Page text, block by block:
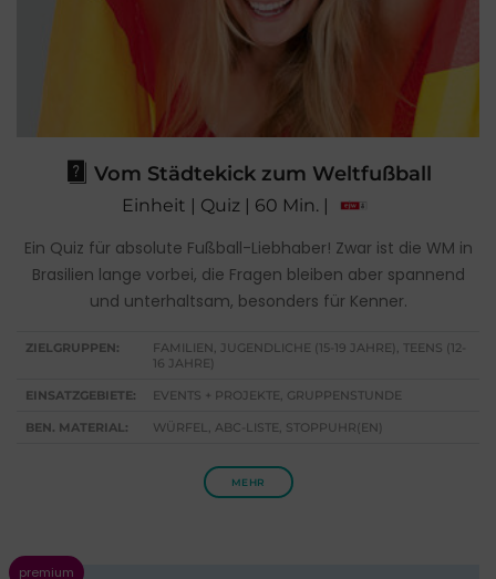
Vom Städtekick zum Weltfußball
Einheit | Quiz | 60 Min. |
Ein Quiz für absolute Fußball-Liebhaber! Zwar ist die WM in
Brasilien lange vorbei, die Fragen bleiben aber spannend
und unterhaltsam, besonders für Kenner.
ZIELGRUPPEN:
FAMILIEN, JUGENDLICHE (15-19 JAHRE), TEENS (12-
16 JAHRE)
EINSATZGEBIETE: EVENTS + PROJEKTE, GRUPPENSTUNDE
BEN. MATERIAL: WÜRFEL, ABC-LISTE, STOPPUHR(EN)
MEHR